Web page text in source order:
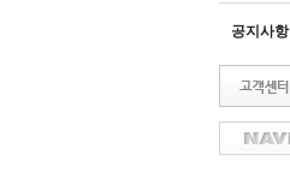
공지사항